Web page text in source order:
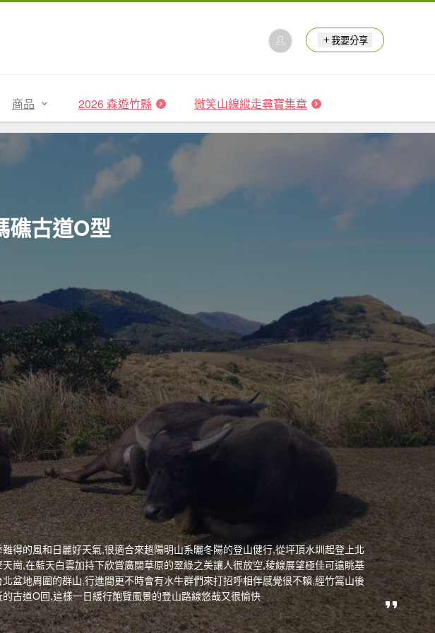
我要分享
商品 2026 森遊竹縣 微笑山線縱走尋寶集章
礁古道O型
得的風和日麗好天氣,很適合來趟陽明山系曬冬陽的登山健行,從坪頂水圳起登上北
崗,在藍天白雲加持下欣賞廣闊草原的翠綠之美讓人很放空,稜線展望極佳可遠眺基
盆地周圍的群山,行進間更不時會有水牛群們來打招呼相伴感覺很不賴,經竹篙山後
古道O回,這樣一日緩行飽覽風景的登山路線悠哉又很愉快